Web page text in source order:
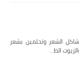
الشعر وتحلمين بشعر
الط…